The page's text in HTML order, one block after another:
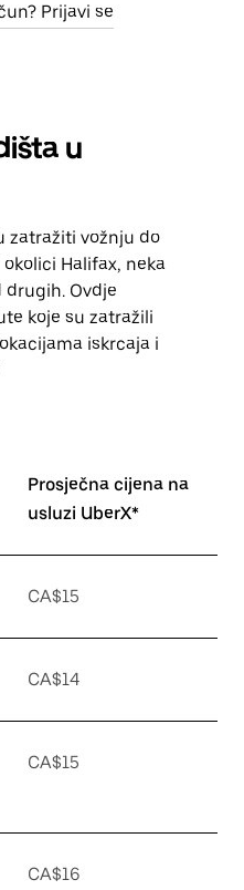
Prijavi se
u
zatražiti vožnju do
Halifax, neka
Ovdje
koje su zatražili
iskrcaja i
Prosječna cijena na
usluzi UberX*
CA$15
CA$14
CA$15
CA$16